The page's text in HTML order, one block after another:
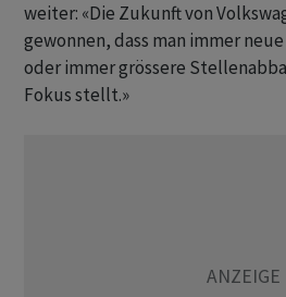
weiter: «Die Zukunft von
gewonnen, dass man immer
oder immer grössere
Fokus stellt.»